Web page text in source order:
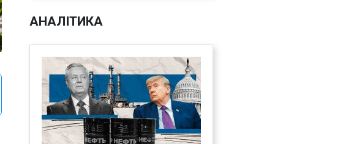
АНАЛІТИКА